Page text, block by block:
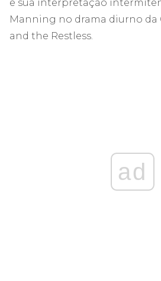
e sua interpretação
Manning no drama diurno da
and the Restless.
ad